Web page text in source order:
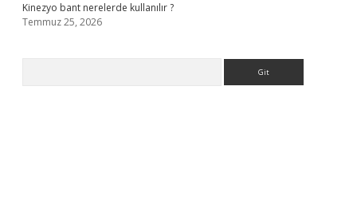
Kinezyo bant nerelerde kullanılır ?
Temmuz 25, 2026